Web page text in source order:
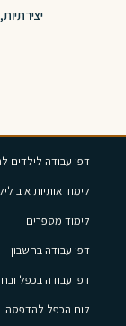
דפי עבודה לילדים
לימוד אותיות א ב
לימוד מספרים
דפי עבודה בחשבון
דפי עבודה בכפל
לוח הכפל להדפסה